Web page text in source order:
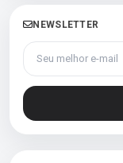
NEWSLETTER
Seu melhor e-mail